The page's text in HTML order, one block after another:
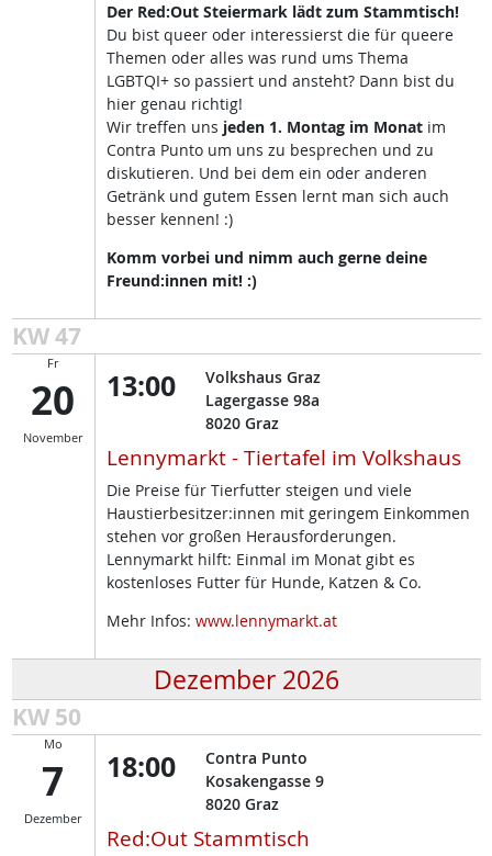
Der Red:Out Steiermark lädt zum Stammtisch!
Du bist queer oder interessierst die für queere
Themen oder alles was rund ums Thema
LGBTQI+ so passiert und ansteht? Dann bist du
hier genau richtig!
Wir treffen uns jeden 1. Montag im Monatim
Contra Punto um uns zu besprechen und zu
diskutieren. Und bei dem ein oder anderen
Getränk und gutem Essen lernt man sich auch
besser kennen! :)
Komm vorbei und nimm auch gerne deine
Freund:innen mit! :)
KW 47
Fr
20
November
13:00
Volkshaus Graz
Lagergasse 98a
8020 Graz
Lennymarkt - Tiertafel im Volkshaus
Die Preise für Tierfutter steigen und viele
Haustierbesitzer:innen mit geringem Einkommen
stehen vor großen Herausforderungen.
Lennymarkt hilft: Einmal im Monat gibt es
kostenloses Futter für Hunde, Katzen & Co.
Mehr Infos: www.lennymarkt.at
Dezember 2026
KW 50
Mo
7
Dezember
18:00
Contra Punto
Kosakengasse 9
8020 Graz
Red:Out Stammtisch